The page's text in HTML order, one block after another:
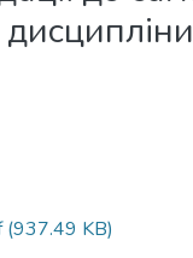
(937.49 KB)